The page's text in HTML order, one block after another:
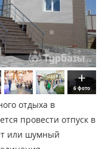
6 фото
отдыха в
провести отпуск в
или шумный